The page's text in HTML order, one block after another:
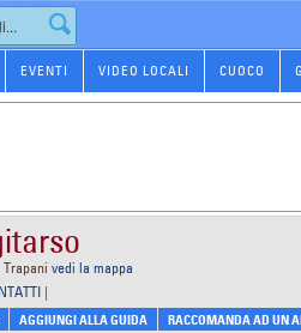
EVENTI VIDEO LOCALI CUOCO
Trapani vedi la mappa
|
AGGIUNGI ALLA GUIDA RACCOMANDA AD UN